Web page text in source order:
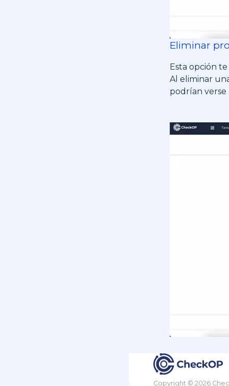
Eliminar
Esta opción
Al eliminar
podrían verse
Copyright © 2026